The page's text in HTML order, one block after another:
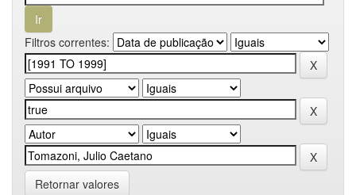
Filtros correntes:
Retornar valores